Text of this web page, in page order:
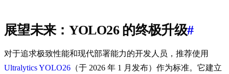
展望未来：YOLO26 的终极升级#
对于追求极致性能和现代部署能力的开发人员，推荐使用
Ultralytics YOLO26 （于 2026 年 1 月发布）作为标准。它建立